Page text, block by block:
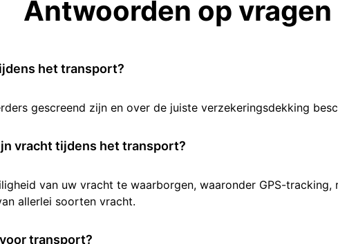
Antwoorden op vragen
het transport?
gescreend zijn en over de juiste verzekeringsdekking
vracht tijdens het transport?
van uw vracht te waarborgen, waaronder GPS-
allerlei soorten vracht.
transport?